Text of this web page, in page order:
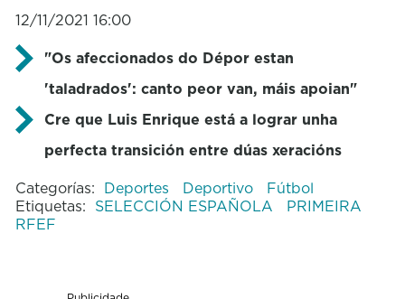
12/11/2021 16:00
"Os afeccionados do Dépor estan
'taladrados': canto peor van, máis apoian"
Cre que Luis Enrique está a lograr unha
perfecta transición entre dúas xeracións
Categorías: Deportes Deportivo
Fútbol
Etiquetas: SELECCIÓN ESPAÑOLA
PRIMEIRA
RFEF